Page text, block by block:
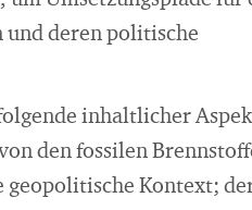
und deren politische
inhaltlicher
den fossilen
geopolitische Kontext;